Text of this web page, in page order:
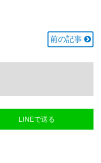
前の記事
LINEで送る